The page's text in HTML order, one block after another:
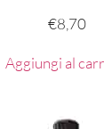
€8,70
Aggiungi al